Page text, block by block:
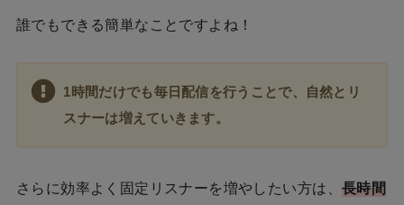
誰でもできる簡単なことですよね！
1時間だけでも毎日配信を行うことで、自然とリ
スナーは増えていきます。
さらに効率よく固定リスナーを増やしたい方は、 長時間